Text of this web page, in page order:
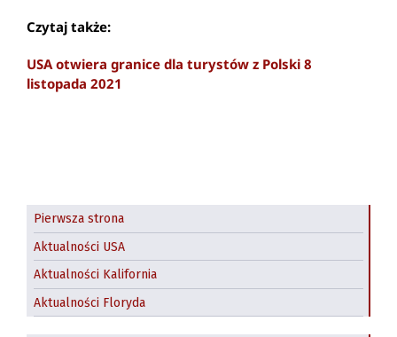
Czytaj także:
USA otwiera granice dla turystów z Polski 8
listopada 2021
Pierwsza strona
Aktualności USA
Aktualności Kalifornia
Aktualności Floryda